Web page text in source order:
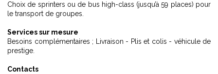
Choix de sprinters ou de bus high-class (jusqu’à 59 places) pour
le transport de groupes.
Services sur mesure
Besoins complémentaires ; Livraison - Plis et colis - véhicule de
prestige.
Contacts